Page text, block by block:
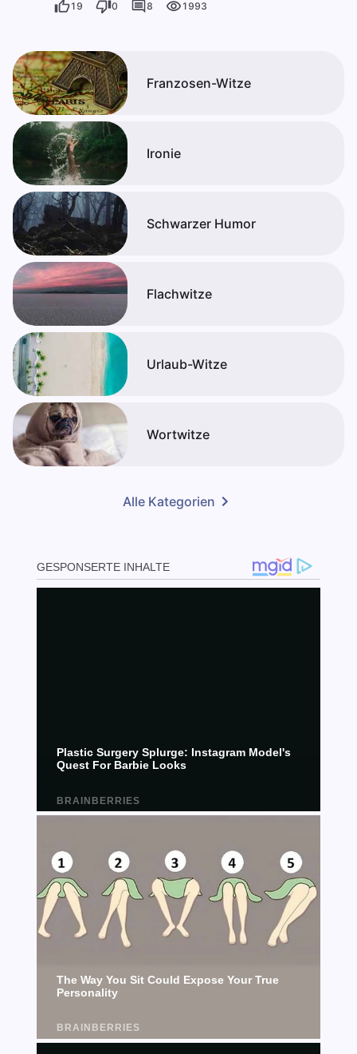
19 0 8 1993
Franzosen-Witze
Ironie
Schwarzer Humor
Flachwitze
Urlaub-Witze
Wortwitze
Alle Kategorien